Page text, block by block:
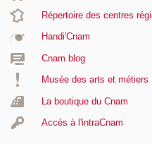
Répertoire des centres
Handi'Cnam
Cnam blog
Musée des arts et métiers
La boutique du Cnam
Accès à l'intraCnam